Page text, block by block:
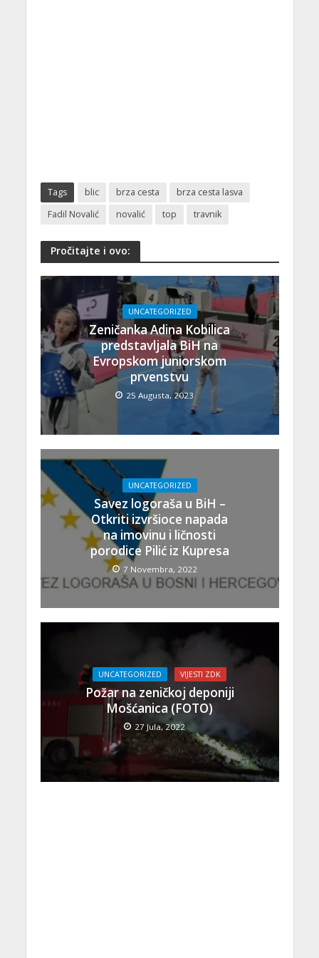
Tags blic brza cesta
brza cesta lasva
Fadil Novalić
novalić top travnik
Pročitajte i ovo:
UNCATEGORIZED
Zeničanka Adina Kobilica
predstavljala BiH na
Evropskom juniorskom
prvenstvu
25 Augusta, 2023
UNCATEGORIZED
Savez logoraša u BiH –
Otkriti izvršioce napada
na imovinu i ličnosti
porodice Pilić iz Kupresa
7 Novembra, 2022
UNCATEGORIZED VIJESTI ZDK
Požar na zeničkoj deponiji
Mošćanica (FOTO)
27 Jula, 2022